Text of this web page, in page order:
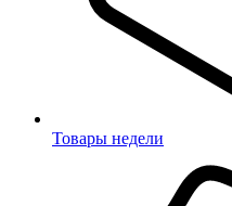
Товары недели